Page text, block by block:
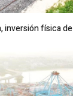
inversión física